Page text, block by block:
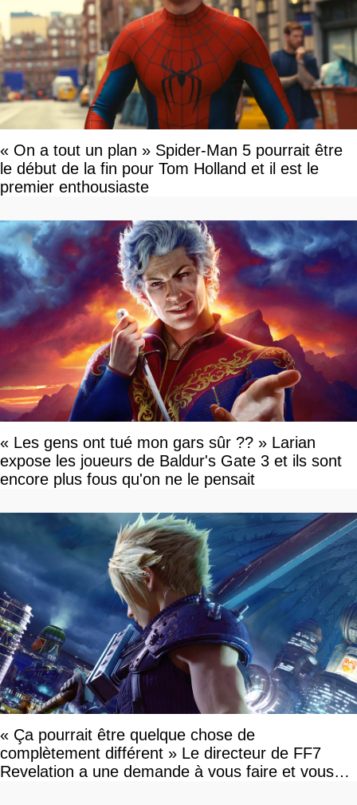
« On a tout un plan » Spider-Man 5 pourrait être
le début de la fin pour Tom Holland et il est le
premier enthousiaste
« Les gens ont tué mon gars sûr ?? » Larian
expose les joueurs de Baldur's Gate 3 et ils sont
encore plus fous qu'on ne le pensait
« Ça pourrait être quelque chose de
complètement différent » Le directeur de FF7
Revelation a une demande à vous faire et vous